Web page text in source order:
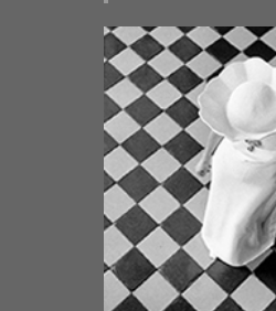
photographe mariage
Photographe Mariage
Photographe Mariage
Photographe Mariage
Photographe Mariage
Photos Ile aux Moines
Pre-Wedding-
wedding chateau st loup
wedding contest
wedding Dordogne
Wedding french Riviera
Wedding in Brittany
Wedding in Burgundy
wedding in Provence
wedding Megeve
wedding near Bordeaux
US and Korean
Mariage au Manoir des
Normandie
Mariage en Bretagne,
A winter muslim
ISPWP CONTEST / 2nd
American Jewish
Carrousel et Barbe à
Mariage Féerique dans
Wedding in Brittany –
Guilguiffin
Eric join the BOWP
Wedding in Dordogne
Wedding in Tuscany
Mariage au château des
Pre-Wedding